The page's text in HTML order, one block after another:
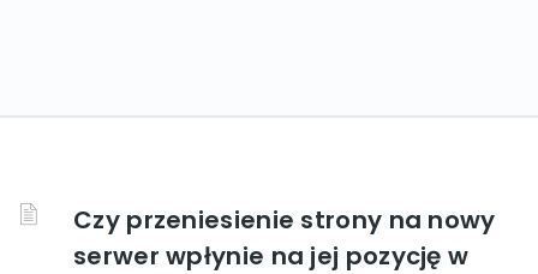
Czy przeniesienie strony na nowy
serwer wpłynie na jej pozycję w